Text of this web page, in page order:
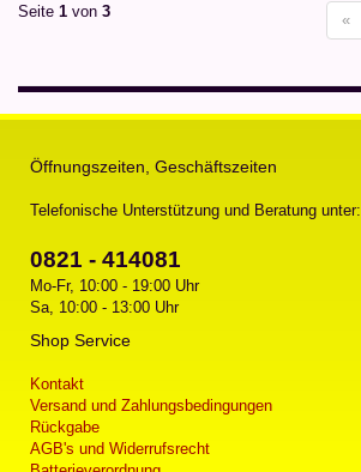
Seite 1 von 3 «
Öffnungszeiten, Geschäftszeiten
Telefonische Unterstützung und Beratung unter:
0821 - 414081
Mo-Fr, 10:00 - 19:00 Uhr
Sa, 10:00 - 13:00 Uhr
Shop Service
Kontakt
Versand und Zahlungsbedingungen
Rückgabe
AGB's und Widerrufsrecht